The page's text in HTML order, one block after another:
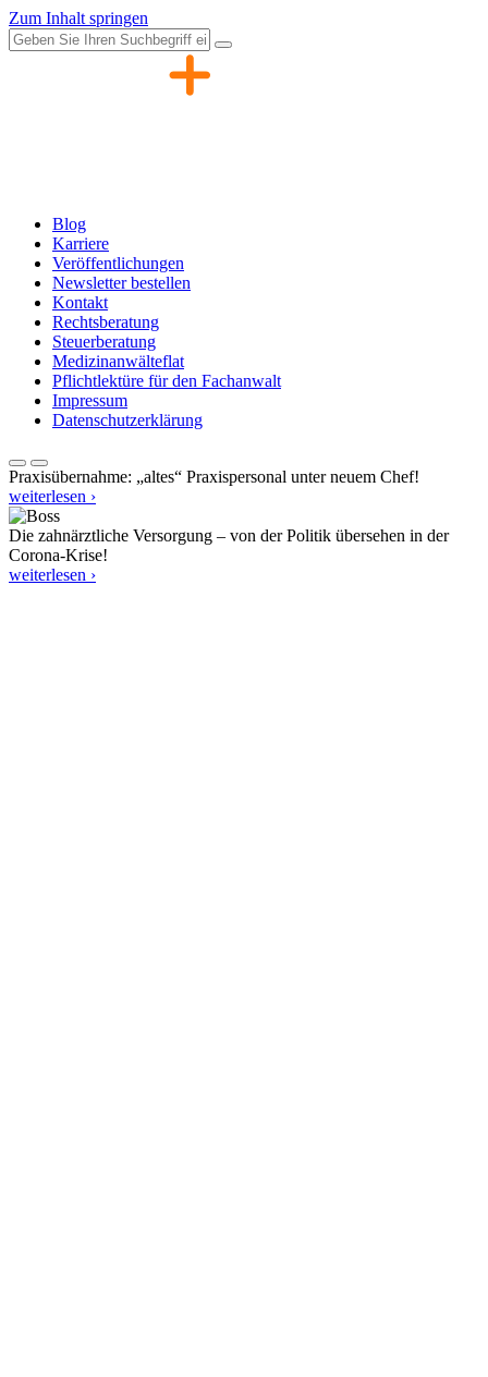
Zum Inhalt springen
Blog
Karriere
Veröffentlichungen
Newsletter bestellen
Kontakt
Rechtsberatung
Steuerberatung
Medizinanwälteflat
Pflichtlektüre für den Fachanwalt
Impressum
Datenschutzerklärung
Praxisübernahme: „altes“ Praxispersonal unter neuem Chef!
weiterlesen ›
Die zahnärztliche Versorgung – von der Politik übersehen in der
Corona-Krise!
weiterlesen ›